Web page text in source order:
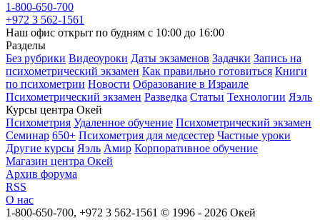
1-800-650-700
+972 3 562-1561
Наш офис открыт по будням с 10:00 до 16:00
Разделы
Без рубрики Видеоуроки Даты экзаменов Задачки Запись на
психометрический экзамен Как правильно готовиться Книги
по психометрии Новости Образование в Израиле
Психометрический экзамен Разведка Статьи Технологии Яэль
Курсы центра Окей
Психометрия Удаленное обучение Психометрический экзамен
Семинар 650+ Психометрия для медсестер Частные уроки
Другие курсы Яэль Амир Корпоративное обучение
Магазин центра Окей
Архив форума
RSS
О нас
1-800-650-700, +972 3 562-1561 © 1996 - 2026 Окей